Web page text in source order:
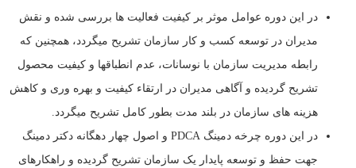
در این دوره عوامل موثر بر کیفیت فعالیت ها بررسی شده و نقش
مدیران در توسعه کسب و کار سازمان تشریح میگردد، همچنین که
رابطه مدیریت سازمان با نوسانات، عدم انطباقها و کیفیت محصول
تشریح گردیده و آگاهی مدیران در ارتقاء کیفیت و بهره وری و کاهش
هزینه های سازمان در بلند مدت بطور کامل تشریح میگردد.
در این دوره چرخه دمینگ PDCA و اصول چهار دهگانه دکتر دمینگ
جهت حفظ و توسعه پایدار یک سازمان تشریح گردیده و راهکارهای